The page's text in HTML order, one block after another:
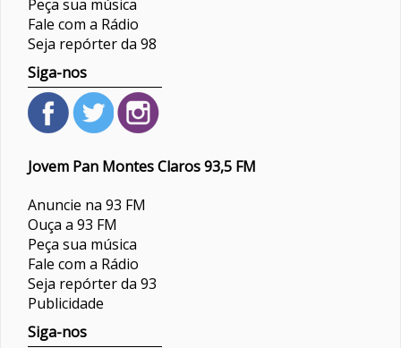
Peça sua música
Fale com a Rádio
Seja repórter da 98
Siga-nos
Jovem Pan Montes Claros 93,5 FM
Anuncie na 93 FM
Ouça a 93 FM
Peça sua música
Fale com a Rádio
Seja repórter da 93
Publicidade
Siga-nos